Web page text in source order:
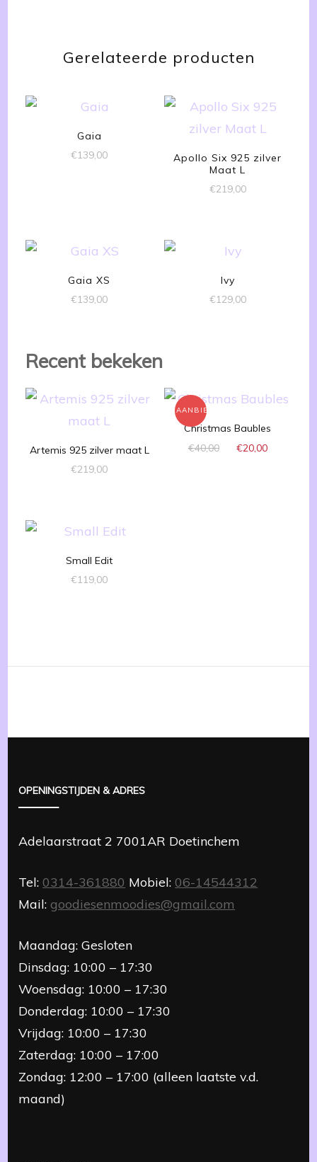
Gerelateerde producten
Gaia
€139,00
Apollo Six 925 zilver
Maat L
€219,00
Gaia XS
€139,00
Ivy
€129,00
Recent bekeken
Artemis 925 zilver maat L
€219,00
AANBIEDING!
Christmas Baubles
€40,00
Oorspronkelijke
€20,00
Small Edit
€119,00
OPENINGSTIJDEN & ADRES
Adelaarstraat 2 7001AR Doetinchem
Tel:0314-361880 Mobiel:06-14544312
Mail:goodiesenmoodies@gmail.com
Maandag: Gesloten
Dinsdag: 10:00 – 17:30
Woensdag: 10:00 – 17:30
Donderdag: 10:00 – 17:30
Vrijdag: 10:00 – 17:30
Zaterdag: 10:00 – 17:00
Zondag: 12:00 – 17:00 (alleen laatste v.d.
maand)